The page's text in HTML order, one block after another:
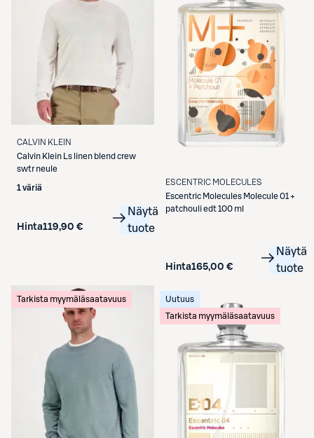
CALVIN KLEIN
Calvin Klein
Ls linen blend crew
swtr neule
1 väriä
Hinta119,90 €
Näytä
tuote
ESCENTRIC MOLECULES
Escentric Molecules Molecule 01 +
patchouli edt 100 ml
Hinta165,00 €
Näytä
tuote
Tarkista myymäläsaatavuus
Uutuus
Tarkista myymäläsaatavuus